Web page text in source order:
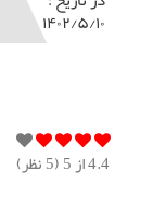
۱۴۰۲/۵/۱۰
4.4از 5 ( 5نظر)